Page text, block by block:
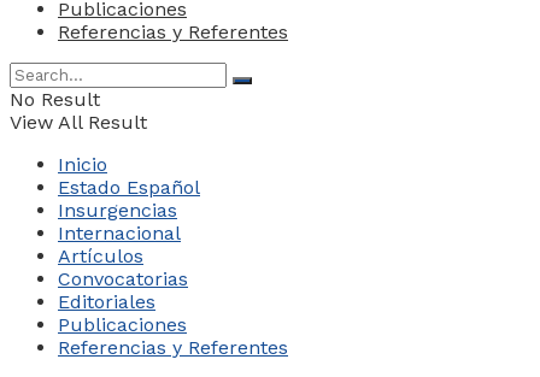
Publicaciones
Referencias y Referentes
No Result
View All Result
Inicio
Estado Español
Insurgencias
Internacional
Artículos
Convocatorias
Editoriales
Publicaciones
Referencias y Referentes